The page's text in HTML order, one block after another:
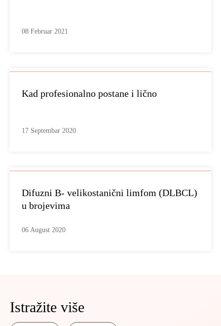
08 Februar 2021
Kad profesionalno postane i lično
17 Septembar 2020
Difuzni B- velikostanični limfom (DLBCL)
u brojevima
06 August 2020
Istražite više